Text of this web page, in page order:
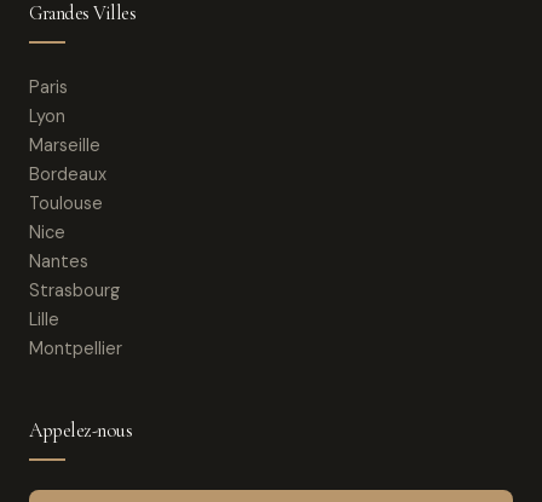
Grandes Villes
Paris
Lyon
Marseille
Bordeaux
Toulouse
Nice
Nantes
Strasbourg
Lille
Montpellier
Appelez-nous